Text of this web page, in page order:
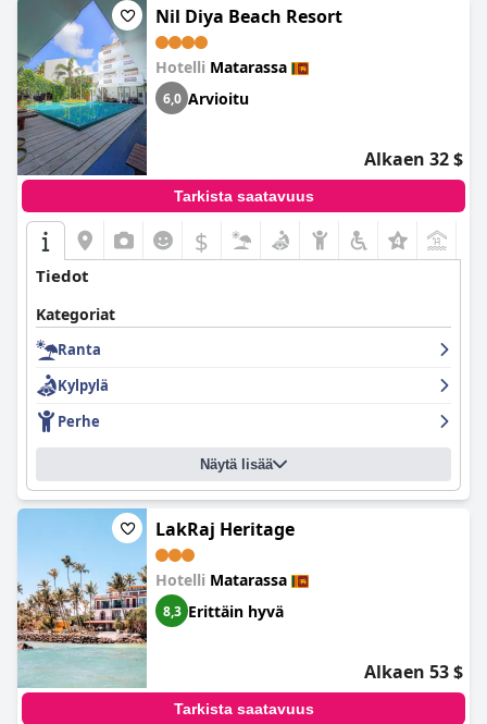
Nil Diya Beach Resort
Hotelli Matarassa
6,0 Arvioitu
Alkaen 32 $
Tarkista saatavuus
$
Tiedot
Kategoriat
Ranta
Kylpylä
Perhe
Näytä lisää
LakRaj Heritage
Hotelli Matarassa
8,3 Erittäin hyvä
Alkaen 53 $
Tarkista saatavuus